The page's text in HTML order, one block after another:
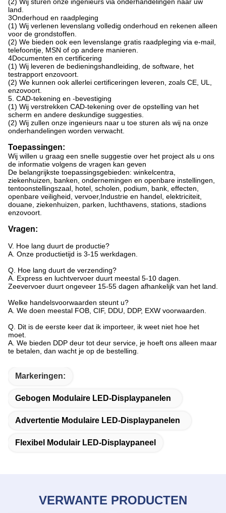
(2) Wij sturen onze ingenieurs via onderhandelingen naar uw
land.
3Onderhoud en raadpleging
(1) Wij verlenen levenslang volledig onderhoud en rekenen alleen
voor de grondstoffen.
(2) We bieden ook een levenslange gratis raadpleging via e-mail,
telefoontje, MSN of op andere manieren.
4Documenten en certificering
(1) Wij leveren de bedieningshandleiding, de software, het
testrapport enzovoort.
(2) We kunnen ook allerlei certificeringen leveren, zoals CE, UL,
enzovoort.
5. CAD-tekening en -bevestiging
(1) Wij verstrekken CAD-tekening over de opstelling van het
scherm en andere deskundige suggesties.
(2) Wij zullen onze ingenieurs naar u toe sturen als wij na onze
onderhandelingen worden verwacht.
Toepassingen:
Wij willen u graag een snelle suggestie over het project als u ons
de informatie volgens de vragen kan geven
De belangrijkste toepassingsgebieden: winkelcentra,
ziekenhuizen, banken, ondernemingen en openbare instellingen,
tentoonstellingszaal, hotel, scholen, podium, bank, effecten,
openbare veiligheid, vervoer,Industrie en handel, elektriciteit,
douane, ziekenhuizen, parken, luchthavens, stations, stadions
enzovoort.
Vragen:
V. Hoe lang duurt de productie?
A. Onze productietijd is 3-15 werkdagen.
Q. Hoe lang duurt de verzending?
A. Express en luchtvervoer duurt meestal 5-10 dagen.
Zeevervoer duurt ongeveer 15-55 dagen afhankelijk van het land.
Welke handelsvoorwaarden steunt u?
A. We doen meestal FOB, CIF, DDU, DDP, EXW voorwaarden.
Q. Dit is de eerste keer dat ik importeer, ik weet niet hoe het
moet.
A. We bieden DDP deur tot deur service, je hoeft ons alleen maar
te betalen, dan wacht je op de bestelling.
Markeringen:
Gebogen Modulaire LED-Displaypanelen
Advertentie Modulaire LED-Displaypanelen
Flexibel Modulair LED-Displaypaneel
VERWANTE PRODUCTEN